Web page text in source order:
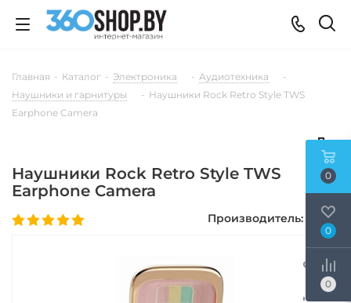
Главная - Каталог - Электроника - Аудиотехника
-
Наушники и гарнитуры
- Наушники Rock Retro Style TWS
Earphone Camera
Наушники Rock Retro Style TWS
Earphone Camera
Производитель: ROCK
0
0
0